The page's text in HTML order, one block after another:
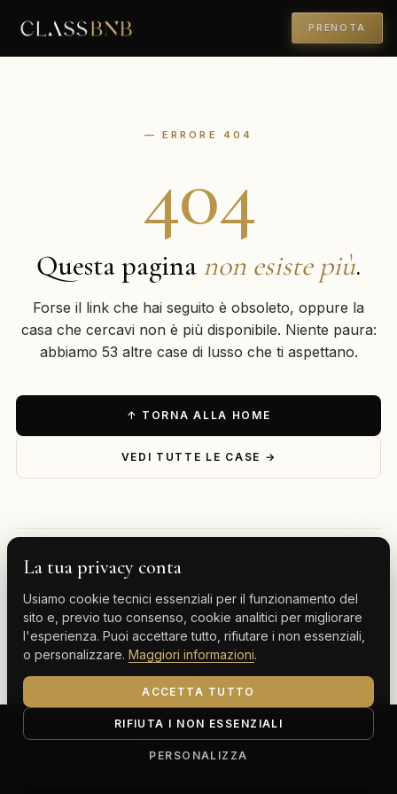
PRENOTA
— ERRORE 404
404
Questa pagina non esiste più.
Forse il link che hai seguito è obsoleto, oppure la
casa che cercavi non è più disponibile. Niente paura:
abbiamo 53 altre case di lusso che ti aspettano.
↑ TORNA ALLA HOME
VEDI TUTTE LE CASE →
— ESPLORA PER DESTINAZIONE
Milano Cervinia Tenerife Gran Canaria
Monte Carlo
Corso Buenos Aires 64, 20124 Milano (MI)
La tua privacy conta
Usiamo cookie tecnici essenziali per il funzionamento del
sito e, previo tuo consenso, cookie analitici per migliorare
l'esperienza. Puoi accettare tutto, rifiutare i non essenziali,
o personalizzare. Maggiori informazioni.
ACCETTA TUTTO
RIFIUTA I NON ESSENZIALI
PERSONALIZZA